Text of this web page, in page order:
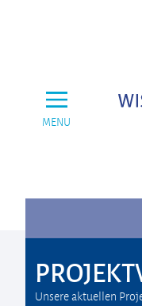
MENU
Unsere aktuellen